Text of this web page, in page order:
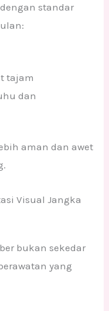
standar
tajam
dan
aman dan awet
Visual Jangka
bukan sekedar
yang